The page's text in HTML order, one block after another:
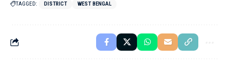
TAGGED: DISTRICT WEST BENGAL